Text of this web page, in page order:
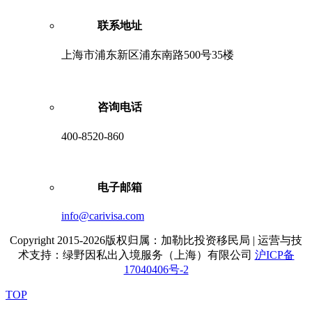
联系地址
上海市浦东新区浦东南路500号35楼
咨询电话
400-8520-860
电子邮箱
info@carivisa.com
Copyright 2015-2026版权归属：加勒比投资移民局 | 运营与技
术支持：绿野因私出入境服务（上海）有限公司 沪ICP备
17040406号-2
TOP